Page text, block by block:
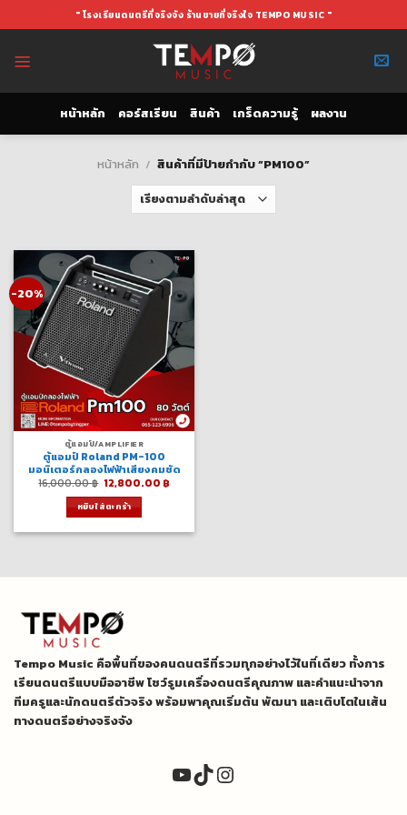
to
" โรงเรียนดนตรีที่จริงจัง ร้านขายที่จริงใจ TEMPO MUSIC "
หน้าหลัก คอร์สเรียน สินค้า เกร็ดความรู้ ผลงาน
หน้าหลัก / สินค้าที่มีป้ายกำกับ “PM100”
-20%
ตู้แอมป์/AMPLIFIER
ตู้แอมป์ Roland PM-100
มอนิเตอร์กลองไฟฟ้าเสียงคมชัด
16,000.00฿ Original
price
was:
16,000.00 ฿.
12,800.00 ฿Current
หยิบใส่ตะกร้า
Tempo Music คือพื้นที่ของคนดนตรีที่รวมทุกอย่างไว้ในที่เดียว ทั้งการ
เรียนดนตรีแบบมืออาชีพ โชว์รูมเครื่องดนตรีคุณภาพ และคำแนะนำจาก
ทีมครูและนักดนตรีตัวจริง พร้อมพาคุณเริ่มต้น พัฒนา และเติบโตในเส้น
ทางดนตรีอย่างจริงจัง
YouTube
TikTok
Instagram